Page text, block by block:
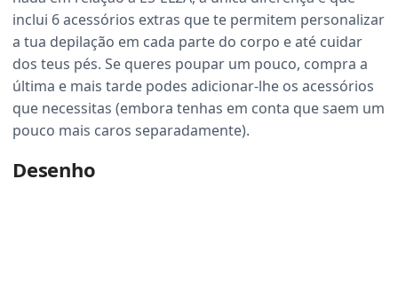
inclui 6 acessórios extras que te permitem personalizar
a tua depilação em cada parte do corpo e até cuidar
dos teus pés. Se queres poupar um pouco, compra a
última e mais tarde podes adicionar-lhe os acessórios
que necessitas (embora tenhas em conta que saem um
pouco mais caros separadamente).
Desenho